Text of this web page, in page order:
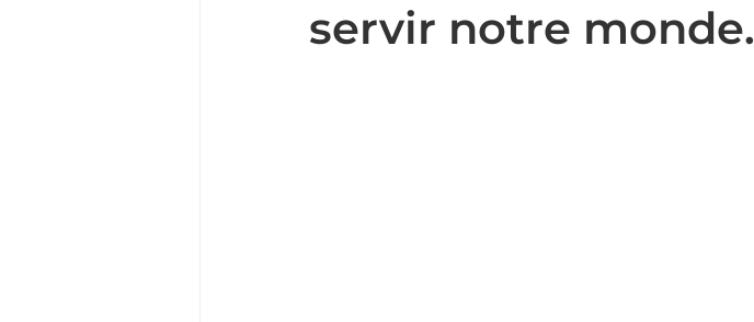
servir notre monde.